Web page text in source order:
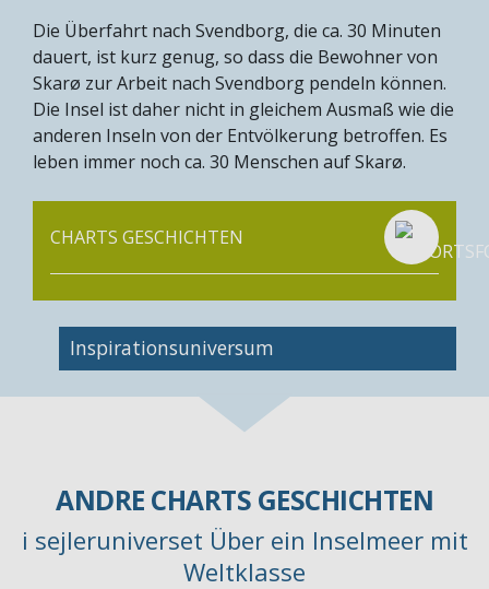
Die Überfahrt nach Svendborg, die ca. 30 Minuten
dauert, ist kurz genug, so dass die Bewohner von
Skarø zur Arbeit nach Svendborg pendeln können.
Die Insel ist daher nicht in gleichem Ausmaß wie die
anderen Inseln von der Entvölkerung betroffen. Es
leben immer noch ca. 30 Menschen auf Skarø.
CHARTS GESCHICHTEN
Inspirationsuniversum
ANDRE CHARTS GESCHICHTEN
i sejleruniverset Über ein Inselmeer mit
Weltklasse